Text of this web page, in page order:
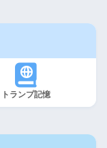
トランプ記憶